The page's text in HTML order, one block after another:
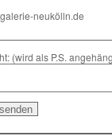
neukölln.de
(wird als P.S.